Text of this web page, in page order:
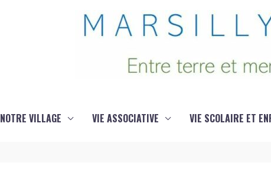
NOTRE VILLAGE VIE ASSOCIATIVE VIE SCOLAIRE ET